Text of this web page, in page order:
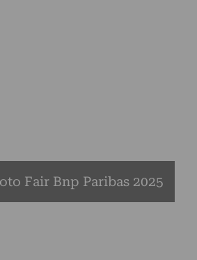
Fair Bnp Paribas 2025